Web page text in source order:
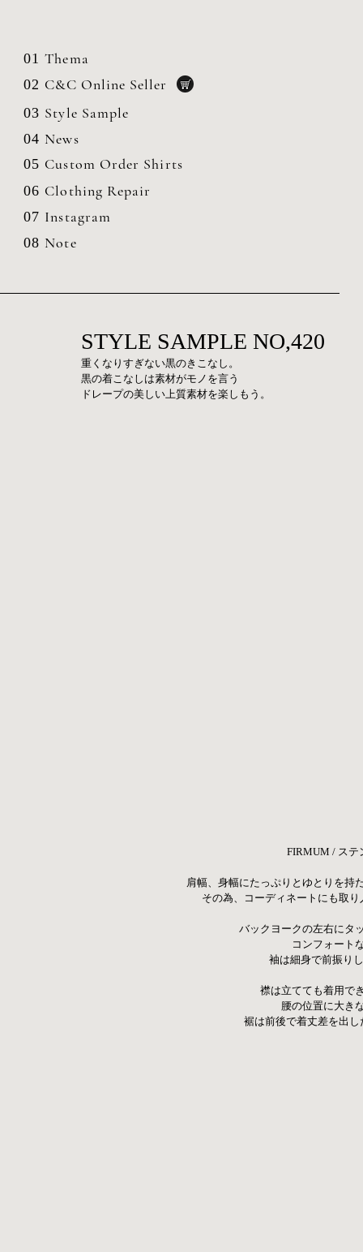
01 Thema
02 C&C Online Seller
03 Style Sample
04 News
05 Custom Order Shirts
06 Clothing Repair
07 Instagram
08 Note
STYLE SAMPLE NO,420
重くなりすぎない黒のきこなし。
黒の着こなしは素材がモノを言う
ドレープの美しい上質素材を楽しもう。
FIRMUM / ステ
肩幅、身幅にたっぷりとゆとりを持
その為、コーディネートにも取
バックヨークの左右にタ
コンフォート
袖は細身で前振り
襟は立てても着用で
腰の位置に大き
裾は前後で着丈差を出